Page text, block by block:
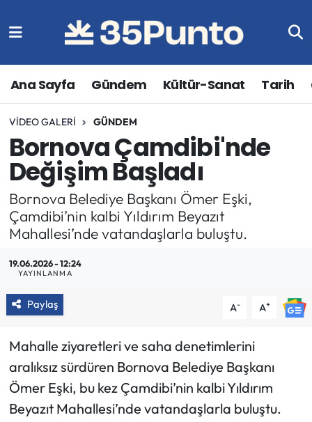
Ana Sayfa Gündem Kültür-Sanat Tarih
VIDEO GALERI GÜNDEM
Bornova Çamdibi'nde
Değişim Başladı
Bornova Belediye Başkanı Ömer Eşki,
Çamdibi’nin kalbi Yıldırım Beyazıt
Mahallesi’nde vatandaşlarla buluştu.
19.06.2026 - 12:24
YAYINLANMA
Paylaş A- A+
Mahalle ziyaretleri ve saha denetimlerini
aralıksız sürdüren Bornova Belediye Başkanı
Ömer Eşki, bu kez Çamdibi’nin kalbi Yıldırım
Beyazıt Mahallesi’nde vatandaşlarla buluştu.